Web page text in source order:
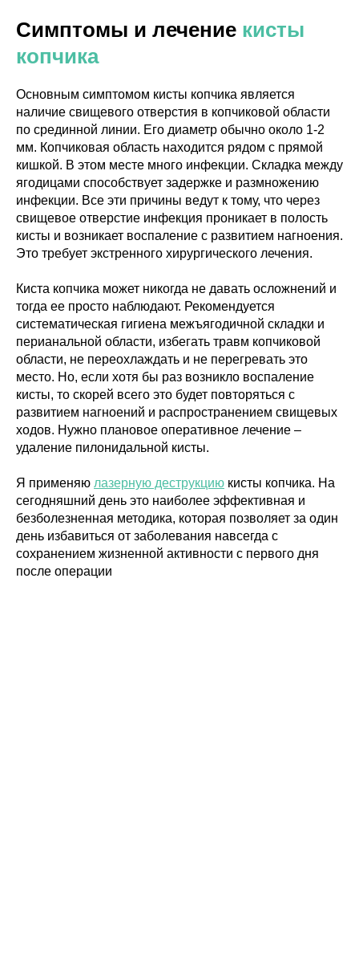
Симптомы и лечение кисты
копчика
Основным симптомом кисты копчика является
наличие свищевого отверстия в копчиковой области
по срединной линии. Его диаметр обычно около 1-2
мм. Копчиковая область находится рядом с прямой
кишкой. В этом месте много инфекции. Складка между
ягодицами способствует задержке и размножению
инфекции. Все эти причины ведут к тому, что через
свищевое отверстие инфекция проникает в полость
кисты и возникает воспаление с развитием нагноения.
Это требует экстренного хирургического лечения.
Киста копчика может никогда не давать осложнений и
тогда ее просто наблюдают. Рекомендуется
систематическая гигиена межъягодичной складки и
перианальной области, избегать травм копчиковой
области, не переохлаждать и не перегревать это
место. Но, если хотя бы раз возникло воспаление
кисты, то скорей всего это будет повторяться с
развитием нагноений и распространением свищевых
ходов. Нужно плановое оперативное лечение –
удаление пилонидальной кисты.
Я применяю лазерную деструкцию кисты копчика. На
сегодняшний день это наиболее эффективная и
безболезненная методика, которая позволяет за один
день избавиться от заболевания навсегда с
сохранением жизненной активности с первого дня
после операции